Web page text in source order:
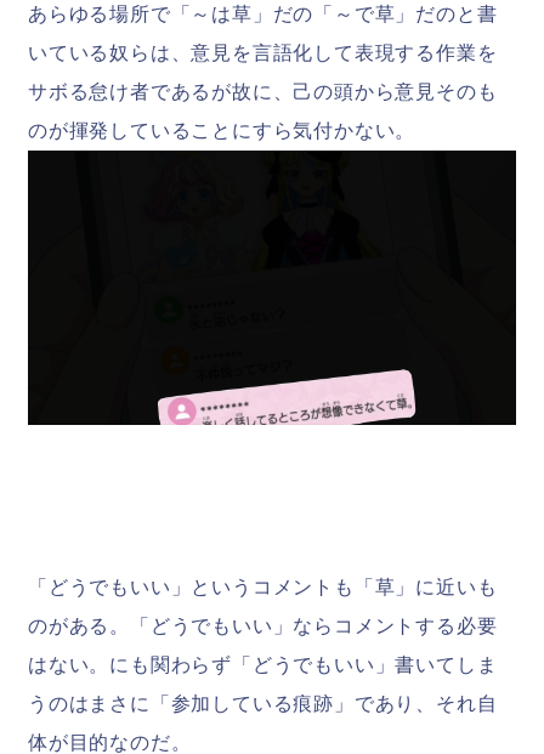
あらゆる場所で「～は草」だの「～で草」だのと書
いている奴らは、意見を言語化して表現する作業を
サボる怠け者であるが故に、己の頭から意見そのも
のが揮発していることにすら気付かない。
「どうでもいい」というコメントも「草」に近いも
のがある。「どうでもいい」ならコメントする必要
はない。にも関わらず「どうでもいい」書いてしま
うのはまさに「参加している痕跡」であり、それ自
体が目的なのだ。